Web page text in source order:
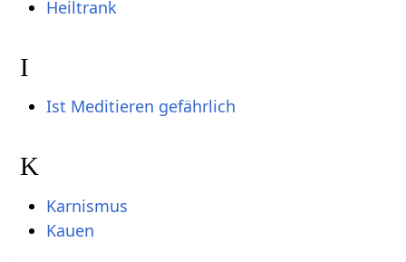
Heiltrank
I
Ist Meditieren gefährlich
K
Karnismus
Kauen